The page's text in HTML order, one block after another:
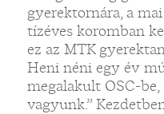
gyerektornára, a
tízéves koromban
ez az MTK
Heni néni egy év
megalakult OSC-
vagyunk.”